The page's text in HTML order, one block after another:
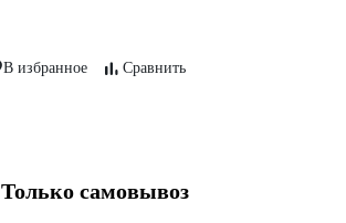
В избранное Сравнить
Только самовывоз